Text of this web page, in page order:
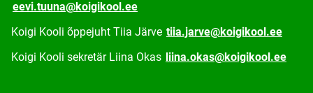
eevi.tuuna@koigikool.ee
Koigi Kooli õppejuht Tiia Järve tiia.jarve@koigikool.ee
Koigi Kooli sekretär Liina Okas liina.okas@koigikool.ee